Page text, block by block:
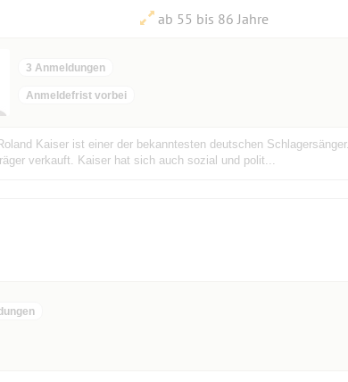
ab 55 bis 86 Jahre
3 Anmeldungen
Anmeldefrist vorbei
Kaiser ist einer der bekanntesten deutschen Schlagersänger.
verkauft. Kaiser hat sich auch sozial und polit...